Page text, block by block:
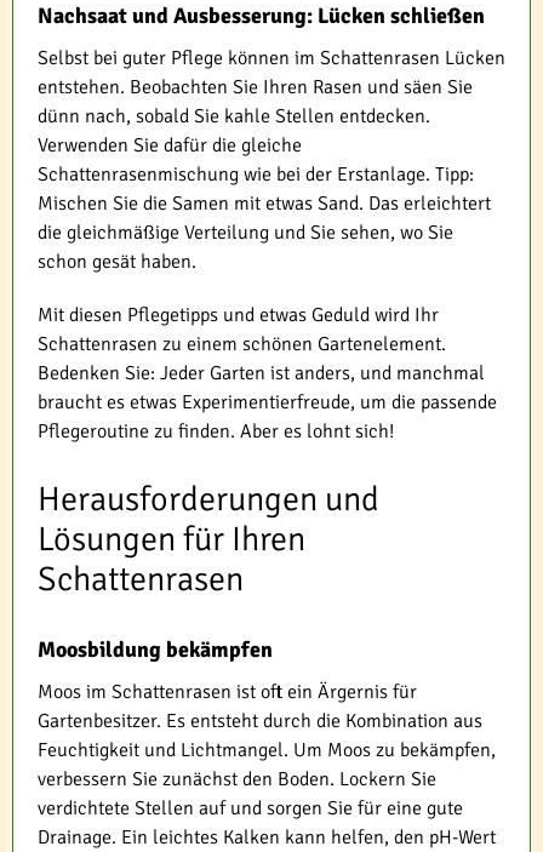
Nachsaat und Ausbesserung: Lücken schließen
Selbst bei guter Pflege können im Schattenrasen Lücken
entstehen. Beobachten Sie Ihren Rasen und säen Sie
dünn nach, sobald Sie kahle Stellen entdecken.
Verwenden Sie dafür die gleiche
Schattenrasenmischung wie bei der Erstanlage. Tipp:
Mischen Sie die Samen mit etwas Sand. Das erleichtert
die gleichmäßige Verteilung und Sie sehen, wo Sie
schon gesät haben.
Mit diesen Pflegetipps und etwas Geduld wird Ihr
Schattenrasen zu einem schönen Gartenelement.
Bedenken Sie: Jeder Garten ist anders, und manchmal
braucht es etwas Experimentierfreude, um die passende
Pflegeroutine zu finden. Aber es lohnt sich!
Herausforderungen und
Lösungen für Ihren
Schattenrasen
Moosbildung bekämpfen
Moos im Schattenrasen ist oft ein Ärgernis für
Gartenbesitzer. Es entsteht durch die Kombination aus
Feuchtigkeit und Lichtmangel. Um Moos zu bekämpfen,
verbessern Sie zunächst den Boden. Lockern Sie
verdichtete Stellen auf und sorgen Sie für eine gute
Drainage. Ein leichtes Kalken kann helfen, den pH-Wert